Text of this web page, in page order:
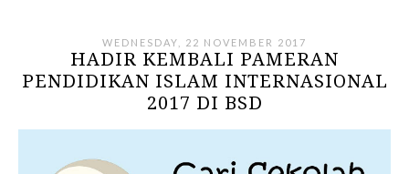
WEDNESDAY, 22 NOVEMBER 2017
HADIR KEMBALI PAMERAN
PENDIDIKAN ISLAM INTERNASIONAL
2017 DI BSD